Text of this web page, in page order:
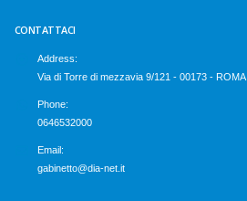
CONTATTACI
Address:
Via di Torre di mezzavia 9/121 - 00173 - ROMA
Phone:
0646532000
Email:
gabinetto@dia-net.it